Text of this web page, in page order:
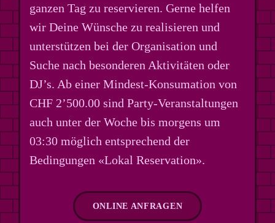
ganzen Tag zu reservieren. Gerne helfen
wir Deine Wünsche zu realisieren und
unterstützen bei der Organisation und
Suche nach besonderen Aktivitäten oder
DJ’s. Ab einer Mindest-Konsumation von
CHF 2’500.00 sind Party-Veranstaltungen
auch unter der Woche bis morgens um
03:30 möglich entsprechend der
Bedingungen «Lokal Reservation».
ONLINE ANFRAGEN